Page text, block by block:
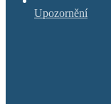
Upozornění